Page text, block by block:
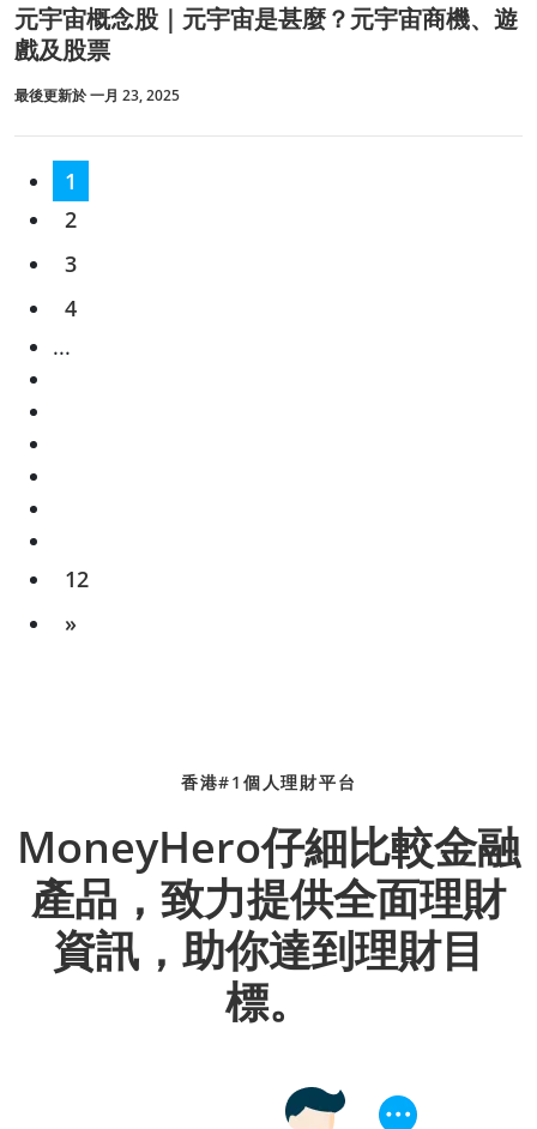
元宇宙概念股｜元宇宙是甚麼？元宇宙商機、遊
戲及股票
最後更新於 一月 23, 2025
1
2
3
4
...
12
»
香港#1個人理財平台
MoneyHero仔細比較金融
產品，致力提供全面理財
資訊，助你達到理財目
標。